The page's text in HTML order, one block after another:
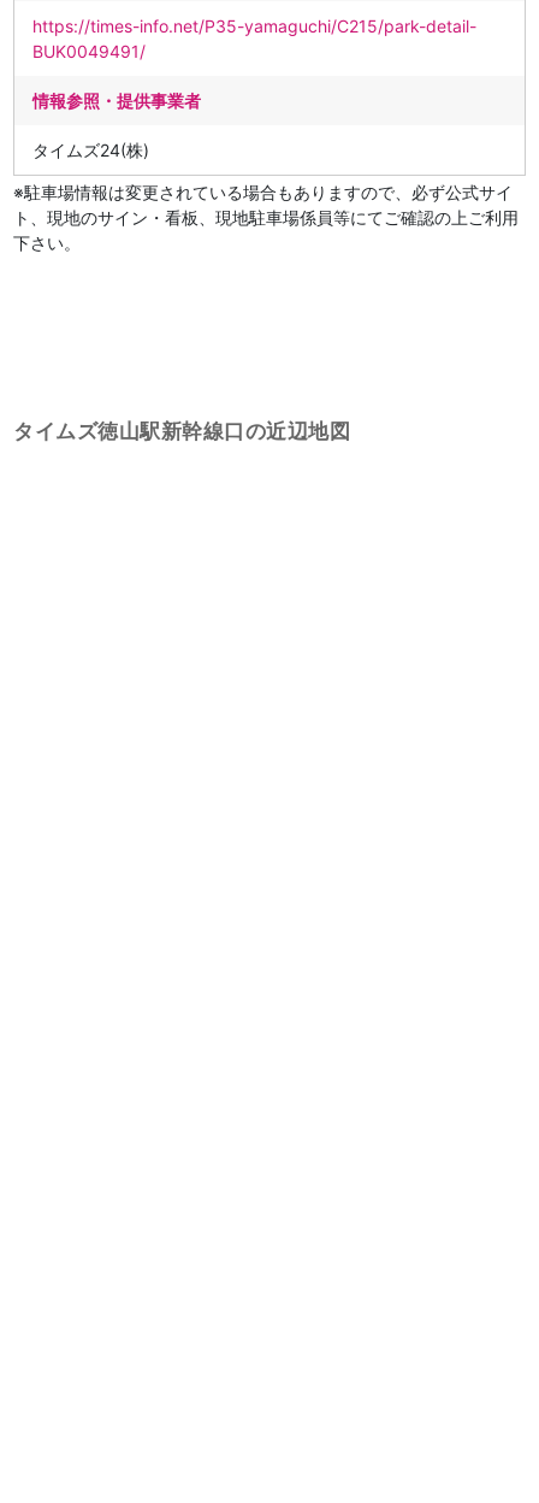
https://times-info.net/P35-yamaguchi/C215/park-detail-
BUK0049491/
情報参照・提供事業者
タイムズ24(株)
※駐車場情報は変更されている場合もありますので、必ず公式サイ
ト、現地のサイン・看板、現地駐車場係員等にてご確認の上ご利用
下さい。
タイムズ徳山駅新幹線口の近辺地図